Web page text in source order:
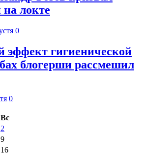
локте
0
гигиенической
блогерши рассмешил
0
Вс
2
9
16